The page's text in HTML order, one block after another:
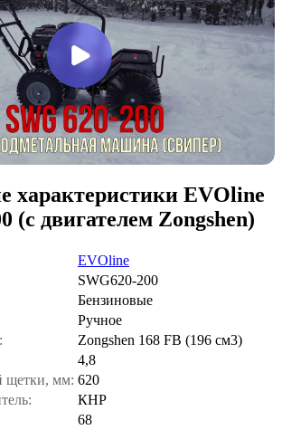
характеристики EVOline
(с двигателем Zongshen)
EVOline
SWG620-200
Бензиновые
Ручное
Zongshen 168 FB (196 см3)
4,8
щетки, мм: 620
КНР
68